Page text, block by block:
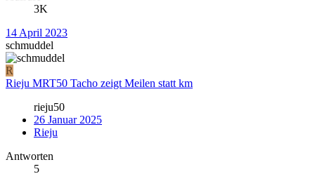
3K
14 April 2023
schmuddel
R
Rieju MRT50 Tacho zeigt Meilen statt km
rieju50
26 Januar 2025
Rieju
Antworten
5